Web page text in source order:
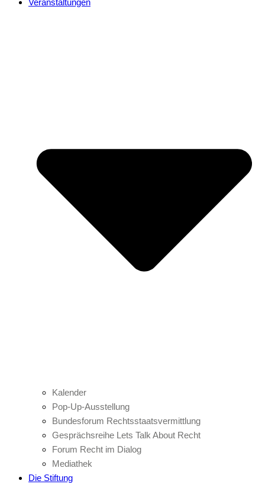
Veranstaltungen
Kalender
Pop-Up-Ausstellung
Bundesforum Rechtsstaatsvermittlung
Gesprächsreihe Lets Talk About Recht
Forum Recht im Dialog
Mediathek
Die Stiftung